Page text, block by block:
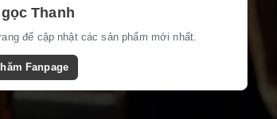
Thanh
để cập nhật các sản phẩm mới nhất.
Fanpage